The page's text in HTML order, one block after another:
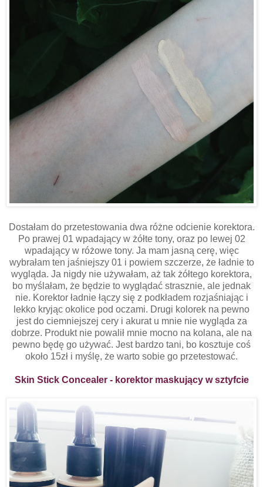
Dostałam do przetestowania dwa różne odcienie korektora.
Po prawej 01 wpadający w żółte tony, oraz po lewej 02
wpadający w różowe tony. Ja mam jasną cerę, więc
wybrałam ten jaśniejszy 01 i powiem szczerze, że ładnie to
wygląda. Ja nigdy nie używałam, aż tak żółtego korektora,
bo myślałam, że będzie to wyglądać strasznie, ale jednak
nie. Korektor ładnie łączy się z podkładem rozjaśniając i
lekko kryjąc okolice pod oczami. Drugi kolorek na pewno
jest do ciemniejszej cery i akurat u mnie nie wygląda za
dobrze. Produkt nie powalił mnie mocno na kolana, ale na
pewno będę go używać. Jest bardzo tani, bo kosztuje coś
około 15zł i myślę, że warto sobie go przetestować.
Skin Stick Concealer - korektor maskujący w sztyfcie